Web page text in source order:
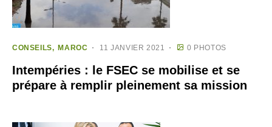
CONSEILS MAROC 11 JANVIER 2021 0 PHOTOS
Intempéries : le FSEC se mobilise et se
prépare à remplir pleinement sa mission